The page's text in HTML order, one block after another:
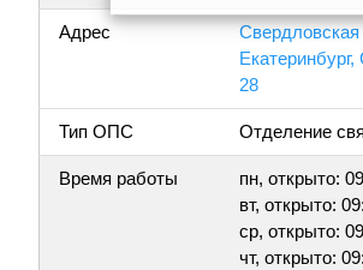
Адрес
Свердловская
28
Тип ОПС Отделение
Время работы
пн, открыто:
вт, открыто:
ср, открыто:
чт, открыто: